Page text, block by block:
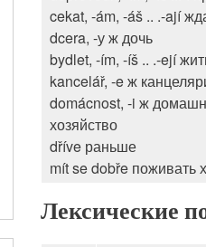
cekat, -ám, -áš .. .-ají
dcera, -у ж дочь
bydlet, -ím, -íš .. .-ejí
kancelář, -e ж
domácnost, -i ж
хозяйство
dříve раньше
mít se dobře поживать
Лексические